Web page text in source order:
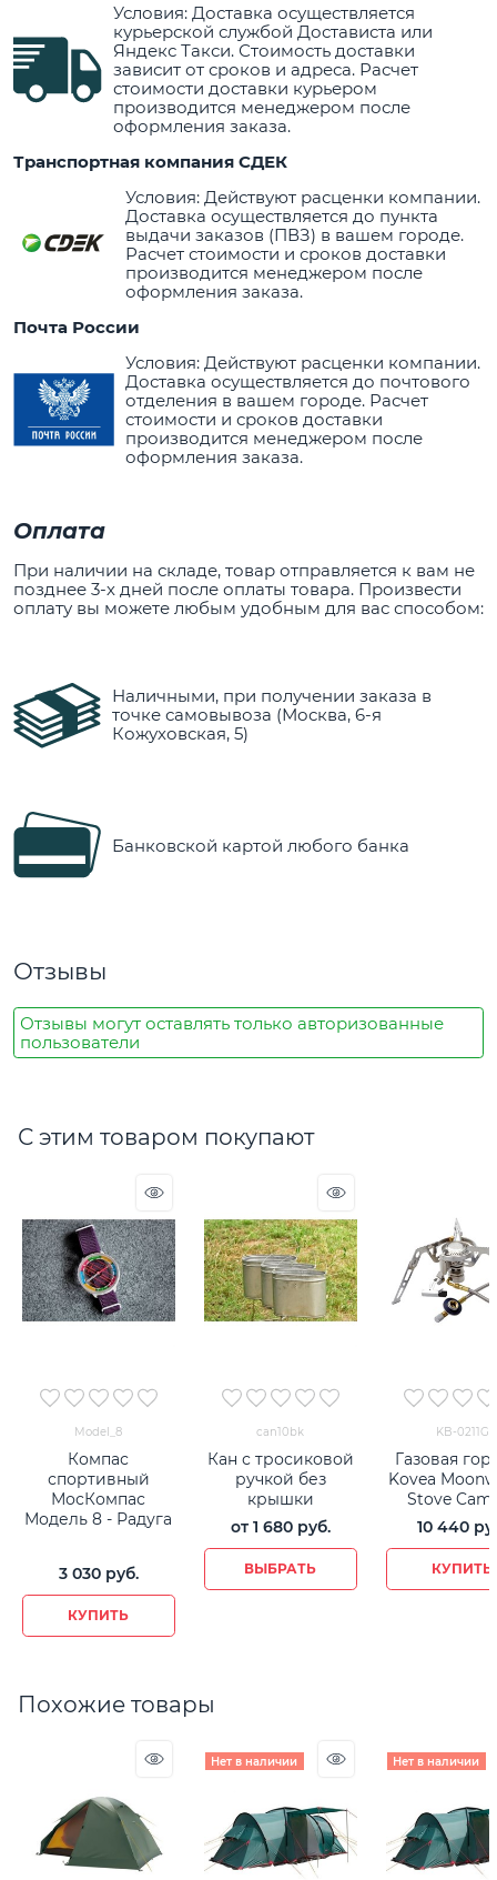
Условия: Доставка осуществляется
курьерской службой Достависта или
Яндекс Такси. Стоимость доставки
зависит от сроков и адреса. Расчет
стоимости доставки курьером
производится менеджером после
оформления заказа.
Транспортная компания СДЕК
Условия: Действуют расценки компании.
Доставка осуществляется до пункта
выдачи заказов (ПВЗ) в вашем городе.
Расчет стоимости и сроков доставки
производится менеджером после
оформления заказа.
Почта России
Условия: Действуют расценки компании.
Доставка осуществляется до почтового
отделения в вашем городе. Расчет
стоимости и сроков доставки
производится менеджером после
оформления заказа.
Оплата
При наличии на складе, товар отправляется к вам не
позднее 3-х дней после оплаты товара. Произвести
оплату вы можете любым удобным для вас способом:
Наличными, при получении заказа в
точке самовывоза (Москва, 6-я
Кожуховская, 5)
Банковской картой любого банка
Отзывы
Отзывы могут оставлять только авторизованные
пользователи
С этим товаром покупают
Model_8
Компас
спортивный
МосКомпас
Модель 8 - Радуга
3 030 руб.
КУПИТЬ
can10bk
Кан с тросиковой
ручкой без
крышки
от 1 680 руб.
ВЫБРАТЬ
KB-0211G
Газовая
Kovea
Stove
10 440
КУПИТЬ
Похожие товары
Нет в наличии Нет в наличии